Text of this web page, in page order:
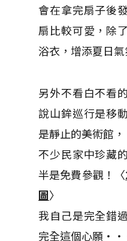
會在拿完扇子後
扇比較可愛，除
浴衣，增添夏日氣
另外不看白不看
說山鉾巡行是移
是靜止的美術館，
不少民家中珍藏
半是免費參觀！〈
圖〉
我自己是完全錯
完全這個心願